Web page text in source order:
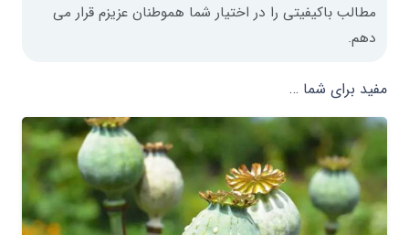
مطالب باکیفیتی را در اختیار شما هموطنان عزیزم قرار می
دهم.
مفید برای شما …